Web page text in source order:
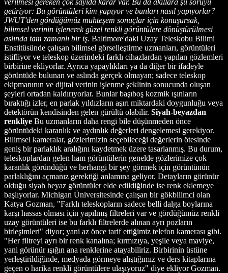
getiriyor: Bu görüntüleri kim yapıyor ve bunları nasıl yapıyorlar?
JWUT'den gördüğümüz muhteşem sonuçlar için konuşursak,
bilimsel verinin işlenerek güzel renkli görüntülere dönüştürülmesi
aslında tam zamanlı bir iş. Baltimore'daki Uzay Teleskobu Bilimi
Enstitüsünde çalışan bilimsel görselleştirme uzmanları, görüntüleri
istifliyor ve teleskop üzerindeki farklı cihazlardan yapılan gözlemleri
birbirine ekliyorlar. Ayrıca yapaylıkları ya da diğer bir ifadeyle
görüntüde bulunan ve aslında gerçek olmayan; sadece teleskop
ekipmanının ve dijital verinin işlenme şeklinin sonucunda oluşan
şeyleri ortadan kaldırıyorlar. Bunlar başıboş kozmik ışınların
bıraktığı izler, en parlak yıldızların aşırı miktardaki doygunluğu veya
detektörün kendisinden gelen gürültü olabilir. Siyah-beyazdan
renkliye Bu uzmanların daha rengi bile düşünmeden önce
görüntüdeki karanlık ve aydınlık değerleri dengelemesi gerekiyor.
Bilimsel kameralar, gözlerimizin seçebileceği değerlerin ötesinde
geniş bir parlaklık aralığını kaydetmek üzere tasarlanmış. Bu durum,
teleskoplardan gelen ham görüntülerin genelde gözlerimize çok
karanlık göründüğü ve herhangi bir şey görmek için görüntünün
parlaklığını açmanız gerektiği anlamına geliyor. Detayların görünür
olduğu siyah beyaz görüntüler elde edildiğinde ise renk eklemeye
başlıyorlar. Michigan Üniversitesinde çalışan bir gökbilimci olan
Katya Gozman, "Farklı teleskopların sadece belli dalga boylarına
karşı hassas olması için yapılmış filtreleri var ve gördüğümüz renkli
uzay görüntüleri ise bu farklı filtrelerde alınan ayrı pozların
birleşimleri" diyor; yani az önce tarif ettiğimiz telefon kamerası gibi.
"Her filtreyi ayrı bir renk kanalına; kırmızıya, yeşile veya maviye,
yani görünür ışığın ana renklerine atayabiliriz. Birbirinin üstüne
yerleştirildiğinde, medyada görmeye alıştığımız ve ders kitaplarına
geçen o harika renkli görüntülere ulaşıyoruz" diye ekliyor Gozman.